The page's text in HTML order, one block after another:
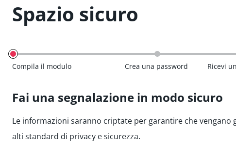
Spazio sicuro
Compila il modulo Crea una password Ricevi
Fai una segnalazione in modo sicuro
Le informazioni saranno criptate per garantire che vengano
alti standard di privacy e sicurezza.